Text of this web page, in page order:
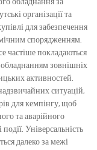
обладнання за
організації та
для забезпечення
спорядженням.
частіше покладаються
зовнішніх
активностей.
ситуацій,
для кемпінгу, щоб
та аварійного
Універсальність
далеко за межі